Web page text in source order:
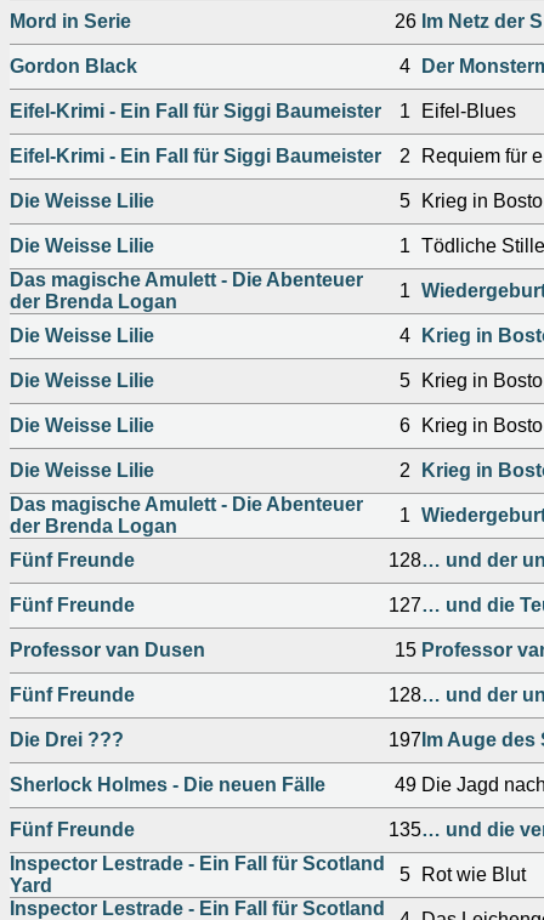
Mord in Serie
26 Im Netz der
Gordon Black 4 Der
Eifel-Krimi - Ein Fall für Siggi Baumeister 1 Eifel-Blues
Eifel-Krimi - Ein Fall für Siggi Baumeister 2 Requiem für
Die Weisse Lilie 5 Krieg in
Die Weisse Lilie 1 Tödliche
Das magische Amulett - Die Abenteuer
der Brenda Logan
1
Die Weisse Lilie 4 Krieg in
Die Weisse Lilie 5 Krieg in
Die Weisse Lilie 6 Krieg in
Die Weisse Lilie 2
Krieg in
Das magische Amulett - Die Abenteuer
der Brenda Logan
1
Fünf Freunde 128… und der
Fünf Freunde 127… und die
Professor van Dusen 15 Professor
Fünf Freunde 128… und der
Die Drei ??? 197 Im Auge des
Sherlock Holmes - Die neuen Fälle 49 Die Jagd
Fünf Freunde 135… und die
Inspector Lestrade - Ein Fall für Scotland
Yard
5
Rot wie Blut
Inspector Lestrade - Ein Fall für Scotland